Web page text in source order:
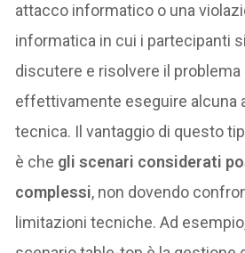
attacco informatico o una
informatica in cui i partecipanti
discutere e risolvere il problema
effettivamente eseguire alcuna
tecnica. Il vantaggio di questo
è che gli scenari considerati
complessi, non dovendo
limitazioni tecniche. Ad